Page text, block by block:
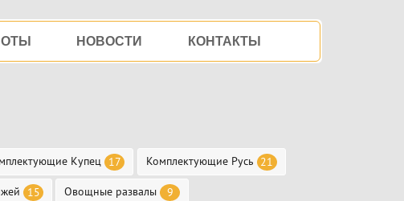
НОВОСТИ КОНТАКТЫ
Купец 17 Комплектующие Русь 21
15 Овощные развалы 9